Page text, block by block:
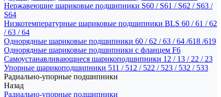
Нержавеющие шариковые подшипники S60 / S61 / S62 / S63 /
S64
Низкотемпературные шариковые подшипники BLS 60 / 61 / 62
/ 63 / 64
Однорядные шариковые подшипники 60 / 62 / 63 / 64 /618 /619
Однорядные шариковые подшипники с фланцем F6
Самоустанавливающиеся шарикоподшипники 12 / 13 / 22 / 23
Упорные шарикоподшипники 511 / 512 / 522 / 523 / 532 / 533
Радиально-упорные подшипники
Назад
Радиально-упорные подшипники